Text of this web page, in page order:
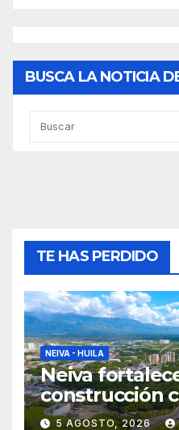
BUSCA LA NOTICIA
TE HAS PERDIDO
NEIVA - HUILA
Neiva
construcción
POT
5 AGOSTO, 2026